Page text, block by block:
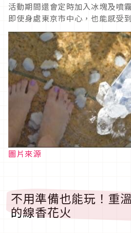
活動期間還會定時加入冰塊及噴
即使身處東京市中心，也能感受
圖片來源
不用準備也能玩！重
的線香花火